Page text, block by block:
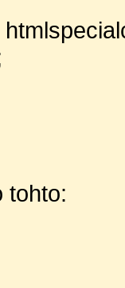
tohto: